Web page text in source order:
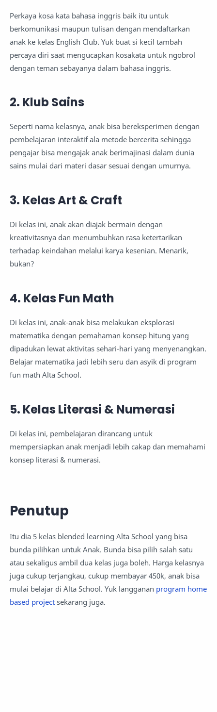
Perkaya kosa kata bahasa inggris baik itu untuk
berkomunikasi maupun tulisan dengan mendaftarkan
anak ke kelas English Club. Yuk buat si kecil tambah
percaya diri saat mengucapkan kosakata untuk ngobrol
dengan teman sebayanya dalam bahasa inggris.
2. Klub Sains
Seperti nama kelasnya, anak bisa bereksperimen dengan
pembelajaran interaktif ala metode bercerita sehingga
pengajar bisa mengajak anak berimajinasi dalam dunia
sains mulai dari materi dasar sesuai dengan umurnya.
3. Kelas Art & Craft
Di kelas ini, anak akan diajak bermain dengan
kreativitasnya dan menumbuhkan rasa ketertarikan
terhadap keindahan melalui karya kesenian. Menarik,
bukan?
4. Kelas Fun Math
Di kelas ini, anak-anak bisa melakukan eksplorasi
matematika dengan pemahaman konsep hitung yang
dipadukan lewat aktivitas sehari-hari yang menyenangkan.
Belajar matematika jadi lebih seru dan asyik di program
fun math Alta School.
5. Kelas Literasi & Numerasi
Di kelas ini, pembelajaran dirancang untuk
mempersiapkan anak menjadi lebih cakap dan memahami
konsep literasi & numerasi.
Penutup
Itu dia 5 kelas blended learning Alta School yang bisa
bunda pilihkan untuk Anak. Bunda bisa pilih salah satu
atau sekaligus ambil dua kelas juga boleh. Harga kelasnya
juga cukup terjangkau, cukup membayar 450k, anak bisa
mulai belajar di Alta School. Yuk langganan program home
based project sekarang juga.